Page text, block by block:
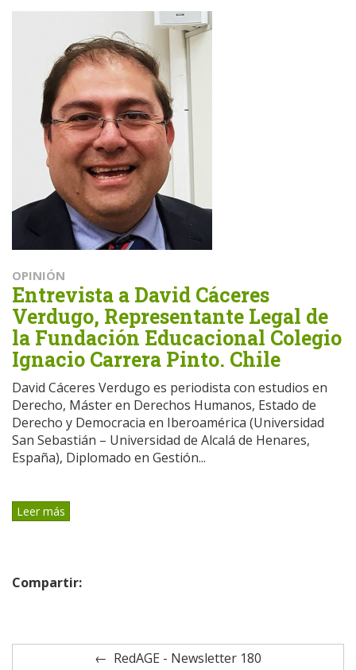
OPINIÓN
Entrevista a David Cáceres
Verdugo, Representante Legal de
la Fundación Educacional Colegio
Ignacio Carrera Pinto. Chile
David Cáceres Verdugo es periodista con estudios en
Derecho, Máster en Derechos Humanos, Estado de
Derecho y Democracia en Iberoamérica (Universidad
San Sebastián – Universidad de Alcalá de Henares,
España), Diplomado en Gestión...
Leer más
Compartir:
RedAGE - Newsletter 180